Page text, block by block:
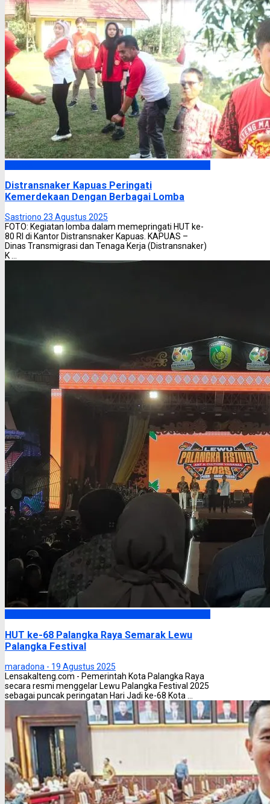
Distransnaker Kapuas Peringati
Kemerdekaan Dengan Berbagai Lomba
Sastriono 23 Agustus 2025
FOTO: Kegiatan lomba dalam memepringati HUT ke-
80 RI di Kantor Distransnaker Kapuas. KAPUAS –
Dinas Transmigrasi dan Tenaga Kerja (Distransnaker)
K ...
HUT ke-68 Palangka Raya Semarak Lewu
Palangka Festival
maradona - 19 Agustus 2025
Lensakalteng.com - Pemerintah Kota Palangka Raya
secara resmi menggelar Lewu Palangka Festival 2025
sebagai puncak peringatan Hari Jadi ke-68 Kota ...